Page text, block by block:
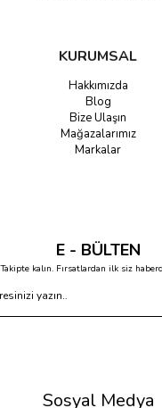
KURUMSAL
Hakkımızda
Blog
Bize Ulaşın
Mağazalarımız
Markalar
E - BÜLTEN
Takipte kalın. Fırsatlardan ilk siz
Sosyal Medya